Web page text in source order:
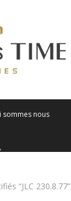
sommes nous
“JLC 230.8.77”